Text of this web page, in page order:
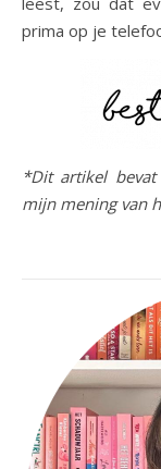
prima op je
*Dit artikel bevat
mijn mening van